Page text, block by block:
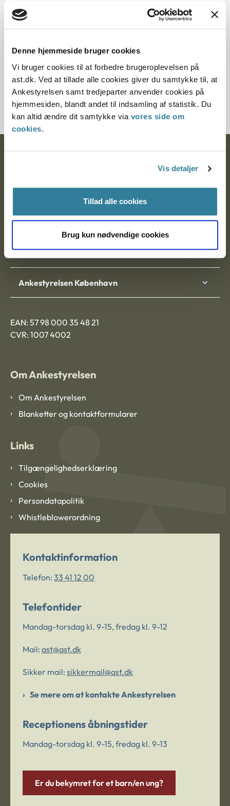
Denne hjemmeside bruger cookies
Vi bruger cookies til at forbedre brugeroplevelsen på
ast.dk. Ved at tillade alle cookies giver du samtykke til, at
Ankestyrelsen samt tredjeparter anvender cookies på
hjemmesiden, blandt andet til indsamling af statistik. Du
kan altid ændre dit samtykke via vores side om
cookies.
Vis detaljer
Tillad alle cookies
Brug kun nødvendige cookies
Paragraf
§ 43 § 17
Journalnummer
6000305-04
9000 Aalborg
Ankestyrelsen Aalborg
Ankestyrelsen København
EAN: 57 98 000 35 48 21
CVR: 1007 4002
Om Ankestyrelsen
Om Ankestyrelsen
Blanketter og kontaktformularer
Links
Tilgængelighedserklæring
Cookies
Persondatapolitik
Whistleblowerordning
Kontaktinformation
Telefon: 33 41 12 00
Telefontider
Mandag-torsdag kl. 9-15, fredag kl. 9-12
Mail: ast@ast.dk
Sikker mail: sikkermail@ast.dk
Se mere om at kontakte Ankestyrelsen
Receptionens åbningstider
Mandag-torsdag kl. 9-15, fredag kl. 9-13
Er du bekymret for et barn/en ung?